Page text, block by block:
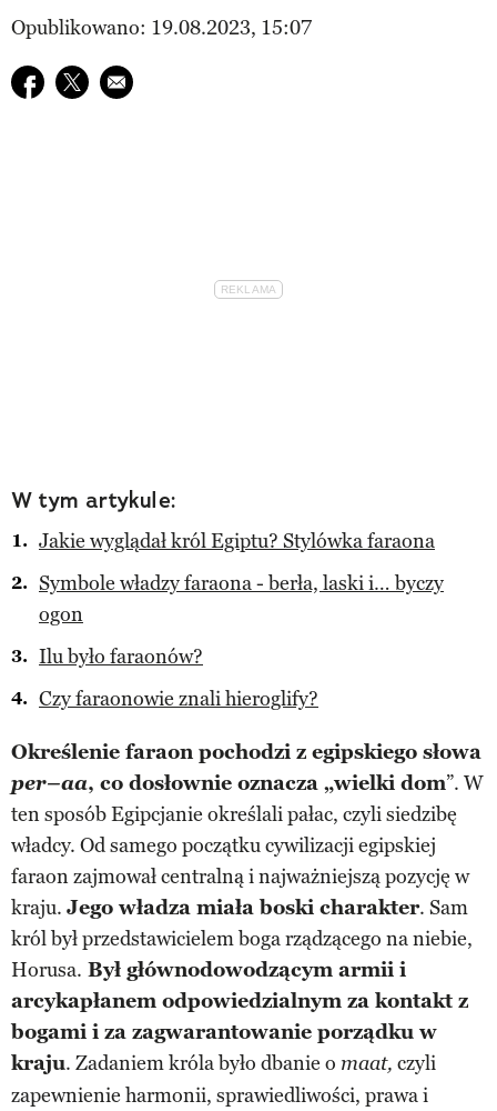
Opublikowano: 19.08.2023, 15:07
Udostępnij na facebook
Udostępnij na twitter
E-mail do przyjaciela
W tym artykule:
Jakie wyglądał król Egiptu? Stylówka faraona
Symbole władzy faraona - berła, laski i… byczy
ogon
Ilu było faraonów?
Czy faraonowie znali hieroglify?
Określenie faraon pochodzi z egipskiego słowa
per–aa, co dosłownie oznacza „wielki dom”. W
ten sposób Egipcjanie określali pałac, czyli siedzibę
władcy. Od samego początku cywilizacji egipskiej
faraon zajmował centralną i najważniejszą pozycję w
kraju. Jego władza miała boski charakter. Sam
król był przedstawicielem boga rządzącego na niebie,
Horusa. Był głównodowodzącym armii i
arcykapłanem odpowiedzialnym za kontakt z
bogami i za zagwarantowanie porządku w
kraju. Zadaniem króla było dbanie o maat, czyli
zapewnienie harmonii, sprawiedliwości, prawa i